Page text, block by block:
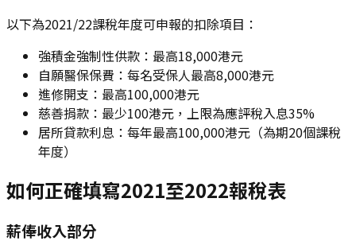
以下為2021/22課稅年度可申報的扣除項目：
強積金強制性供款：最高18,000港元
自願醫保保費：每名受保人最高8,000港元
進修開支：最高100,000港元
慈善捐款：最少100港元，上限為應評稅入息35%
居所貸款利息：每年最高100,000港元（為期20個課稅
年度）
如何正確填寫2021至2022報稅表
薪俸收入部分